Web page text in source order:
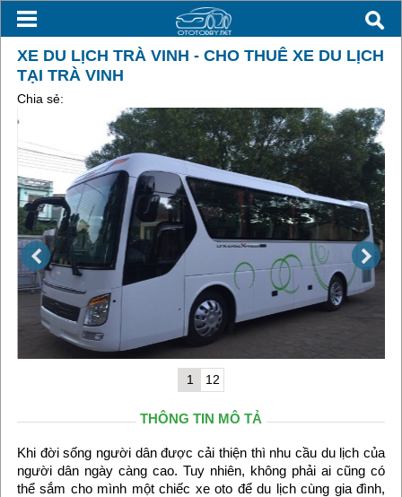
XE DU LỊCH TRÀ VINH - CHO THUÊ XE DU LỊCH
TẠI TRÀ VINH
Chia sẻ:
1 12
THÔNG TIN MÔ TẢ
Khi đời sống người dân được cải thiện thì nhu cầu du lịch của
người dân ngày càng cao. Tuy nhiên, không phải ai cũng có
thể sắm cho mình một chiếc xe oto để du lịch cùng gia đình,